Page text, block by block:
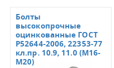
Болты
высокопрочные
оцинкованные ГОСТ
Р52644-2006, 22353-77
кл.пр. 10.9, 11.0 (М16-
М20)